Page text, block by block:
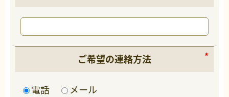
ご希望の連絡方法
電話 メール